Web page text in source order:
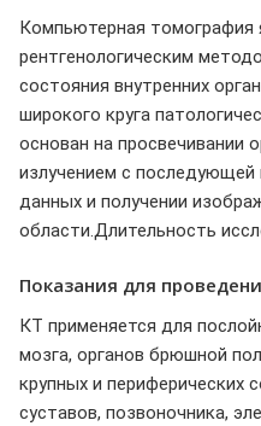
Компьютерная томография
рентгенологическим
состояния внутренних
широкого круга
основан на просвечивании
излучением с
данных и получении
области.Длительность
Показания для
КТ применяется для
мозга, органов брюшной
крупных и периферических
суставов, позвоночника,